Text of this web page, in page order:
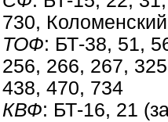
730,
ТОФ: БТ-38, 51,
256, 266, 267,
438, 470, 734
КВФ: БТ-16, 21